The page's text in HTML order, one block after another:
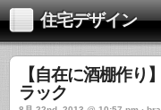
住宅デザイン
【自在に酒棚作
ラック